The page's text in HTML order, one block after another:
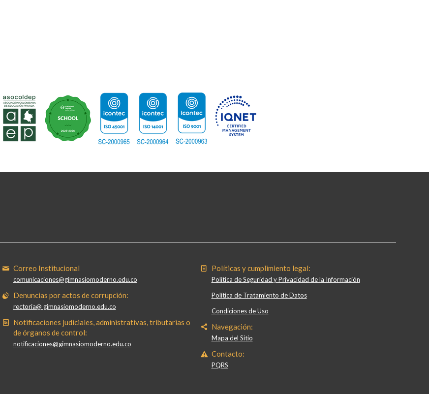
Correo Institucional
comunicaciones@gimnasiomoderno.edu.co
Denuncias por actos de corrupción:
rectoria@ gimnasiomoderno.edu.co
Notificaciones judiciales, administrativas, tributarias o
de órganos de control:
notificaciones@gimnasiomoderno.edu.co
Políticas y cumplimiento legal:
Política de Seguridad y Privacidad de la Información
Política de Tratamiento de Datos
Condiciones de Uso
Navegación:
Mapa del Sitio
Contacto:
PQRS